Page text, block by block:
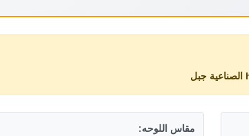
مقاس اللوحه: